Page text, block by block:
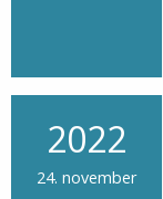
2022
24. november